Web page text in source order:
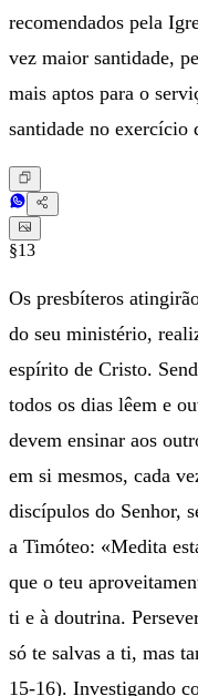
recomendados pela
vez maior santidade,
mais aptos para o
santidade no exercício
§13
Os presbíteros
do seu ministério,
espírito de Cristo.
todos os dias lêem e
devem ensinar aos
em si mesmos, cada
discípulos do Senhor,
a Timóteo: «Medita
que o teu
ti e à doutrina.
só te salvas a ti, mas
15-16). Investigando